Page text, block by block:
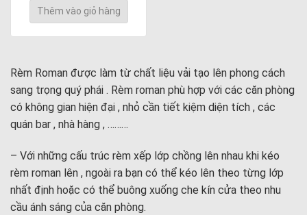
Thêm vào giỏ hàng
Rèm Roman được làm từ chất liệu vải tạo lên phong cách
sang trọng quý phái . Rèm roman phù hợp với các căn phòng
có không gian hiện đại , nhỏ cần tiết kiệm diện tích , các
quán bar , nhà hàng , ………
– Với những cấu trúc rèm xếp lớp chồng lên nhau khi kéo
rèm roman lên , ngoài ra bạn có thể kéo lên theo từng lớp
nhất định hoặc có thể buông xuống che kín cửa theo nhu
cầu ánh sáng của căn phòng.